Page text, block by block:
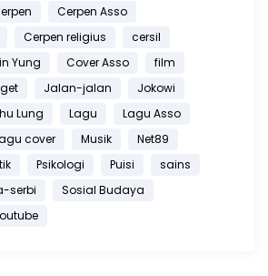
Cerpen Asso
Cerpen religius
cersil
Yung Cover Asso
film
Jalan-jalan
Jokowi
Lung Lagu
Lagu Asso
cover Musik
Net89
Psikologi Puisi
sains
serbi
Sosial Budaya